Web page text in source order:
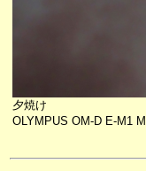
夕焼け
OLYMPUS OM-D E-M1